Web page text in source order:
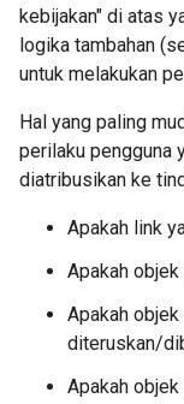
kebijakan" di atas
logika tambahan
untuk melakukan
Hal yang paling
perilaku pengguna
diatribusikan ke
Apakah link
Apakah
Apakah
diteruskan/
Apakah